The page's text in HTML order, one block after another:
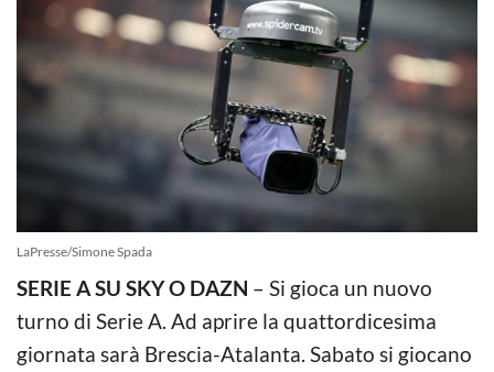
LaPresse/Simone Spada
SERIE A SU SKY O DAZN – Si gioca un nuovo
turno di Serie A. Ad aprire la quattordicesima
giornata sarà Brescia-Atalanta. Sabato si giocano